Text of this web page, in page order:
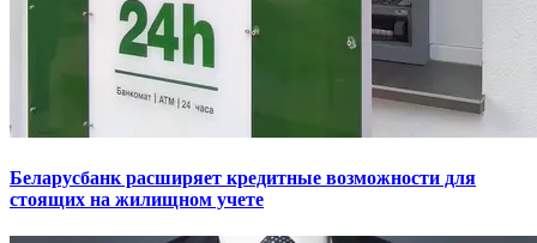
Беларусбанк расширяет кредитные возможности для
стоящих на жилищном учете